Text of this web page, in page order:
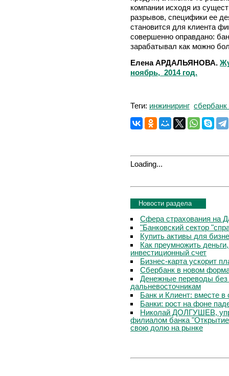
компании исходя из
разрывов, специфики ее
становится для клиента
совершенно оправдано:
зарабатывал как можно
Елена АРДАЛЬЯНОВА.
ноябрь, 2014 год.
Теги: инжиниринг сбербанк
Loading...
Новости раздела
Сфера страхования на
"Банковский сектор
Купить активы для
Как преумножить
инвестиционный счет
Бизнес-карта ускорит
Сбербанк в новом
Денежные переводы без
дальневосточникам
Банк и Клиент: вместе в
Банки: рост на фоне
Николай ДОЛГУШЕВ,
филиалом банка
свою долю на рынке